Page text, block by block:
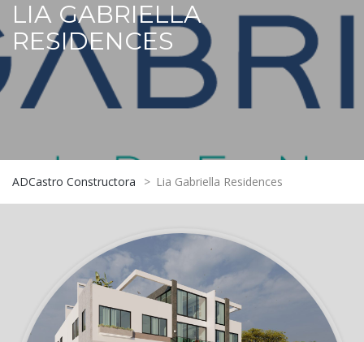
LIA GABRIELLA
RESIDENCES
ADCastro Constructora > Lia Gabriella Residences